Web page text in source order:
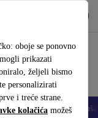
oboje se ponovno
prikazati
željeli bismo
personalizirati
i treće strane.
kolačića možeš
satovi Dodaci